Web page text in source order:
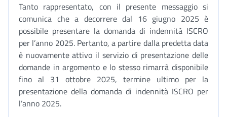
Tanto rappresentato, con il presente messaggio si
comunica che a decorrere dal 16 giugno 2025 è
possibile presentare la domanda di indennità ISCRO
per l’anno 2025. Pertanto, a partire dalla predetta data
è nuovamente attivo il servizio di presentazione delle
domande in argomento e lo stesso rimarrà disponibile
fino al 31 ottobre 2025, termine ultimo per la
presentazione della domanda di indennità ISCRO per
l’anno 2025.